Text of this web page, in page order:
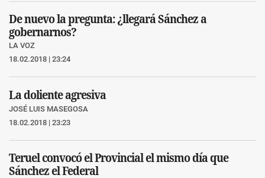
De nuevo la pregunta: ¿llegará Sánchez a
gobernarnos?
LA VOZ
18.02.2018 | 23:24
La doliente agresiva
JOSÉ LUIS MASEGOSA
18.02.2018 | 23:23
Teruel convocó el Provincial el mismo día que
Sánchez el Federal